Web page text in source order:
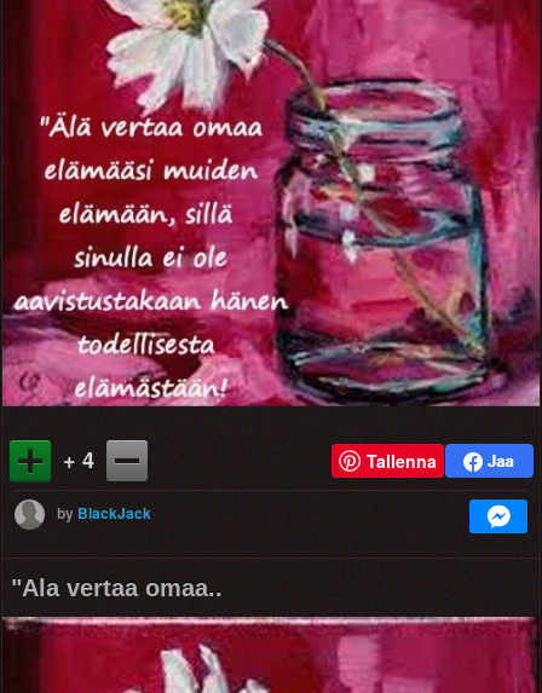
+ 4 Tallenna
by BlackJack
"Ala vertaa omaa..